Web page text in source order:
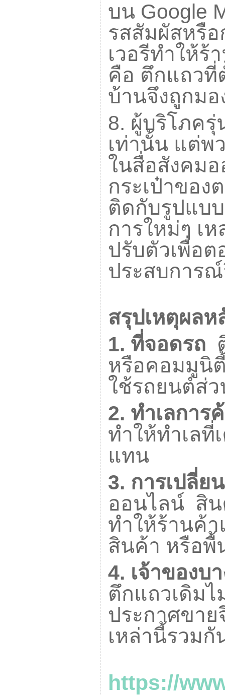
บน Google
รสสัมผัสหรื
เวอรีทำให้ร้
คือ ตึกแถวที่
บ้านจึงถูกม
8. ผู้บริโภครุ่
เท่านั้น แต่พ
ในสื่อสังคม
กระเป๋าของ
ติดกับรูปแบ
การใหม่ๆ เ
ปรับตัวเพื่อ
ประสบการ
สรุปเหตุผล
1. ที่จอดรถ
หรือคอมมูนิ
ใช้รถยนต์ส่
2. ทำเลการ
ทำให้ทำเล
แทน
3. การเปลี่ย
ออนไลน์ สิ
ทำให้ร้านค้
สินค้า หรือ
4. เจ้าของบ
ตึกแถวเดิม
ประกาศขา
เหล่านี้รวมกั
https://